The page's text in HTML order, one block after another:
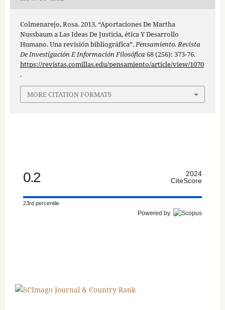
Colmenarejo, Rosa. 2013. “Aportaciones De Martha
Nussbaum a Las Ideas De Justicia, ética Y Desarrollo
Humano. Una revisión bibliográfica”.Pensamiento. Revista
De Investigación E Información Filosófica68 (256): 373-76.
https://revistas.comillas.edu/pensamiento/article/view/1070
.
MORE CITATION FORMATS
0.2
2024
CiteScore
23rd percentile
Powered by